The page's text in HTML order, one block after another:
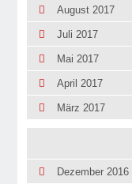
August 2017
Juli 2017
Mai 2017
April 2017
März 2017
Dezember 2016